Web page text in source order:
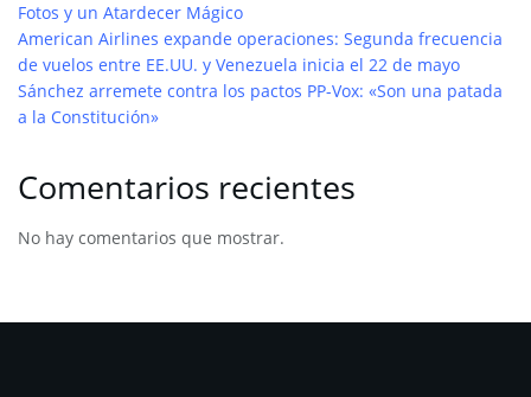
Fotos y un Atardecer Mágico
American Airlines expande operaciones: Segunda frecuencia
de vuelos entre EE.UU. y Venezuela inicia el 22 de mayo
Sánchez arremete contra los pactos PP-Vox: «Son una patada
a la Constitución»
Comentarios recientes
No hay comentarios que mostrar.